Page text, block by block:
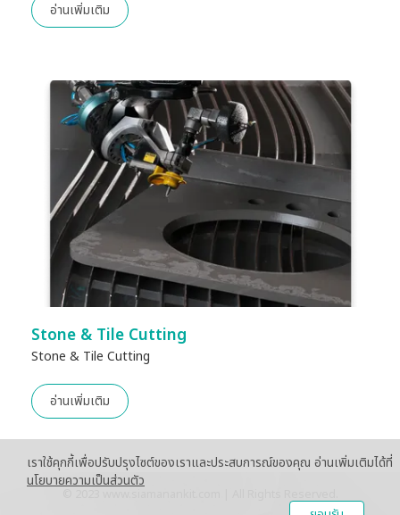
อ่านเพิ่มเติม
Stone & Tile Cutting
Stone & Tile Cutting
อ่านเพิ่มเติม
เราใช้คุกกี้เพื่อปรับปรุงไซต์ของเราและประสบการณ์ของคุณ อ่านเพิ่มเติมได้ที่
นโยบายความเป็นส่วนตัว